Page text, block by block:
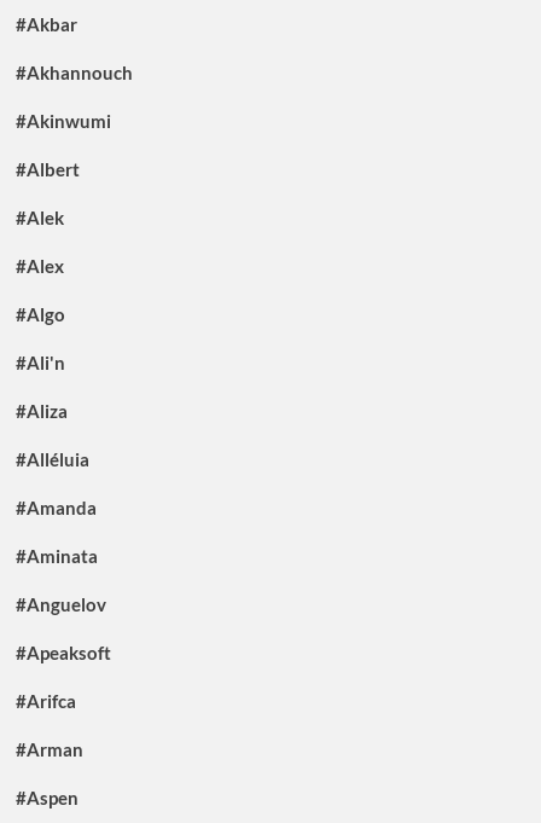
#Akbar
#Akhannouch
#Akinwumi
#Albert
#Alek
#Alex
#Algo
#Ali'n
#Aliza
#Alléluia
#Amanda
#Aminata
#Anguelov
#Apeaksoft
#Arifca
#Arman
#Aspen